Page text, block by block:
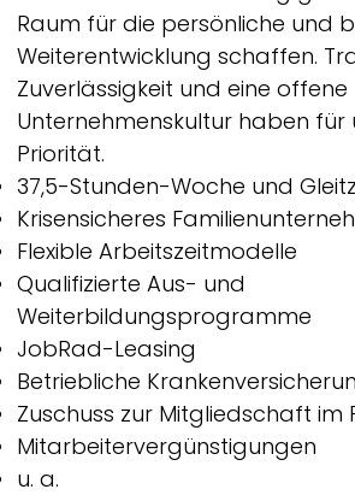
Raum für die persönliche und
Weiterentwicklung schaffen.
Zuverlässigkeit und eine offene
Unternehmenskultur haben für
Priorität.
37,5-Stunden-Woche und
Krisensicheres
Flexible Arbeitszeitmodelle
Qualifizierte Aus- und
Weiterbildungsprogramme
JobRad-Leasing
Betriebliche
Zuschuss zur Mitgliedschaft im
Mitarbeitervergünstigungen
u. a.